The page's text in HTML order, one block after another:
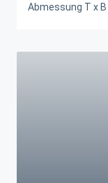
Abmessung T x B